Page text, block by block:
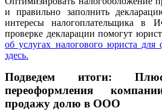
и правильно заполнить
интересы налогоплательщика в
проверке декларации помогут
об услугах налогового юриста для
здесь.
Подведем итоги:
переоформления
продажу долю в ООО